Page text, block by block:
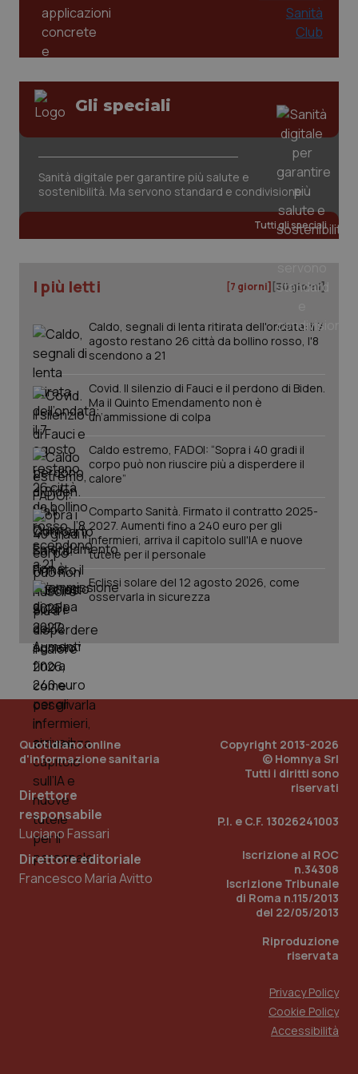
Gli speciali
Sanità digitale per garantire più salute e
sostenibilità. Ma servono standard e condivisione
Tutti gli speciali
I più letti [7 giorni] [30 giorni]
Caldo, segnali di lenta ritirata dell'ondata: il 7
agosto restano 26 città da bollino rosso, l'8
scendono a 21
Covid. Il silenzio di Fauci e il perdono di Biden.
Ma il Quinto Emendamento non è
un’ammissione di colpa
Caldo estremo, FADOI: “Sopra i 40 gradi il
corpo può non riuscire più a disperdere il
calore”
Comparto Sanità. Firmato il contratto 2025-
2027. Aumenti fino a 240 euro per gli
infermieri, arriva il capitolo sull'IA e nuove
tutele per il personale
Eclissi solare del 12 agosto 2026, come
osservarla in sicurezza
Quotidiano online
d'informazione sanitaria
Direttore
responsabile
Luciano Fassari
Direttore editoriale
Francesco Maria Avitto
Copyright 2013-2026
© Homnya Srl
Tutti i diritti sono
riservati
P.I. e C.F. 13026241003
Iscrizione al ROC
n.34308
Iscrizione Tribunale
di Roma n.115/2013
del 22/05/2013
Riproduzione
riservata
Privacy Policy
Cookie Policy
Accessibilità
CookieScriptConsent
CookieScript
www.quotidianosanita.it
5
tracking-sites-ironfish-
tracking-enable
www.quotidianosanita.it
session-id
_ga
Google LLC
.quotidianosanita.it